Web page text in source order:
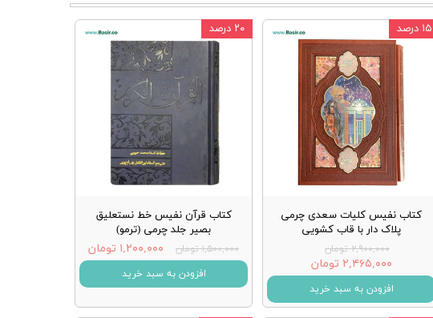
کتاب نفیس کلیات سعدی چرمی
پلاک دار با قاب کشویی
۲,۹۰۰,۰۰۰ تومان
۲,۴۶۵,۰۰۰ تومان
افزودن به سبد خرید
۱۵ درصد
کتاب قرآن نفیس خط نستعلیق
بصیر جلد چرمی (ترمو)
۱,۵۰۰,۰۰۰ تومان ۱,۲۰۰,۰۰۰ تومان
افزودن به سبد خرید
۲۰ درصد